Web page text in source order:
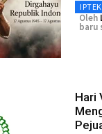
IPTEK
Oleh
baru
Hari